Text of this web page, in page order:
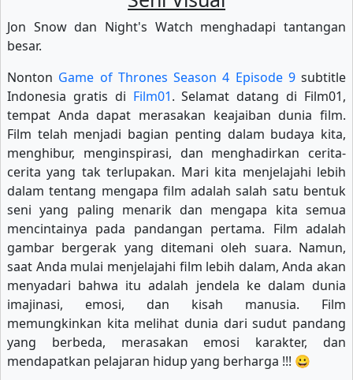
Jon Snow dan Night's Watch menghadapi tantangan
besar.
Nonton Game of Thrones Season 4 Episode 9subtitle
Indonesia gratis di Film01. Selamat datang di Film01,
tempat Anda dapat merasakan keajaiban dunia film.
Film telah menjadi bagian penting dalam budaya kita,
menghibur, menginspirasi, dan menghadirkan cerita-
cerita yang tak terlupakan. Mari kita menjelajahi lebih
dalam tentang mengapa film adalah salah satu bentuk
seni yang paling menarik dan mengapa kita semua
mencintainya pada pandangan pertama. Film adalah
gambar bergerak yang ditemani oleh suara. Namun,
saat Anda mulai menjelajahi film lebih dalam, Anda akan
menyadari bahwa itu adalah jendela ke dalam dunia
imajinasi, emosi, dan kisah manusia. Film
memungkinkan kita melihat dunia dari sudut pandang
yang berbeda, merasakan emosi karakter, dan
mendapatkan pelajaran hidup yang berharga !!! 😀